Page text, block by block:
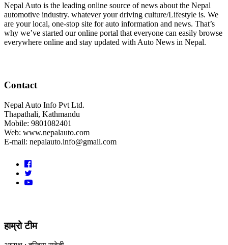
Nepal Auto is the leading online source of news about the Nepal
automotive industry. whatever your driving culture/Lifestyle is. We
are your local, one-stop site for auto information and news. That’s
why we’ve started our online portal that everyone can easily browse
everywhere online and stay updated with Auto News in Nepal.
Contact
Nepal Auto Info Pvt Ltd.
Thapathali, Kathmandu
Mobile: 9801082401
Web: www.nepalauto.com
E-mail: nepalauto.info@gmail.com
हाम्रो टीम